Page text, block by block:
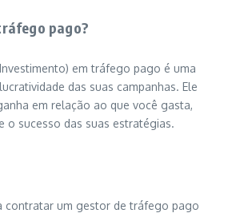
pago?
em tráfego pago é uma
das suas campanhas. Ele
em relação ao que você gasta,
o sucesso das suas estratégias.
contratar um gestor de tráfego pago